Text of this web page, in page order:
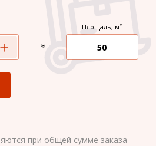
≈
Площадь, м²
при общей сумме заказа